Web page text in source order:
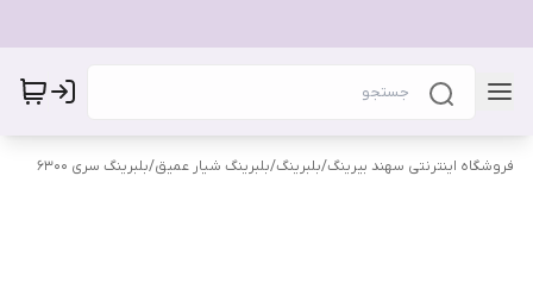
فروشگاه اینترنتی سهند بیرینگ/بلبرینگ/بلبرینگ شیار عمیق/بلبرینگ سری 6300